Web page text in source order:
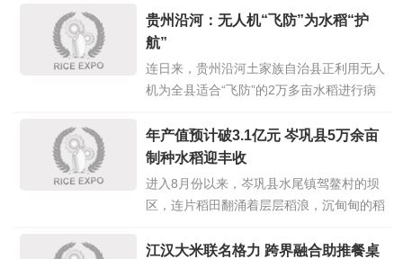
年前，这片养虾水域所在的土地，还是无人
问津的盐碱荒地。 “清水煮了就能吃。”镇赉
县汇聚农业科技发展有限公司总经理葛俊亮
出小龙虾的肚皮说，嫩江弱点击详情>>
贵州沿河：无人机“飞防”为水稻“护
航”
连日来，贵州沿河土家族自治县正利用无人
机为全县适合“飞防”的2万多亩水稻进行病
食生产安全。 在淇滩镇三壶村育秧移栽全
程机械化示范基地，县农机中心正组织植保
无人机进行飞防作业，装药、起飞、喷
洒……伴随着一阵阵旋翼转动声，植点击
年产值预计破3.1亿元 岑巩县5万余亩
制种水稻迎丰收
进入8月份以来，岑巩县水尾镇驾鳌村的坝
区，连片稻田翻涌着层层稻浪，沉甸甸的稻
梭，机器轰鸣作响，割稻、脱粒一气呵成，
江汉大米联名格力 跨界融合助推餐桌